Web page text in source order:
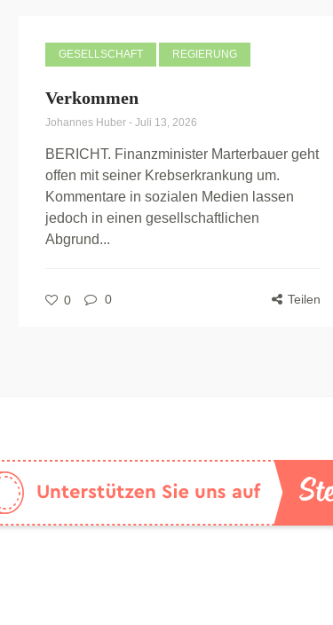
GESELLSCHAFT REGIERUNG
Verkommen
Johannes Huber - Juli 13, 2026
BERICHT. Finanzminister Marterbauer geht
offen mit seiner Krebserkrankung um.
Kommentare in sozialen Medien lassen
jedoch in einen gesellschaftlichen
Abgrund...
0 0 Teilen